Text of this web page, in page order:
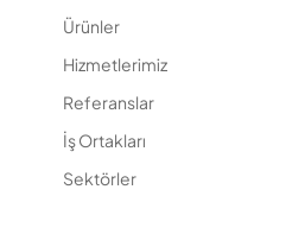
Ürünler
Hizmetlerimiz
Referanslar
İş Ortakları
Sektörler